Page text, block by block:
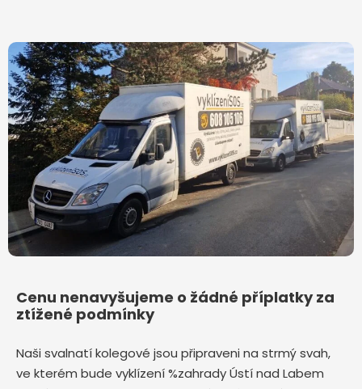
Cenu nenavyšujeme o žádné příplatky za
ztížené podmínky
Naši svalnatí kolegové jsou připraveni na strmý svah,
ve kterém bude vyklízení %zahrady Ústí nad Labem